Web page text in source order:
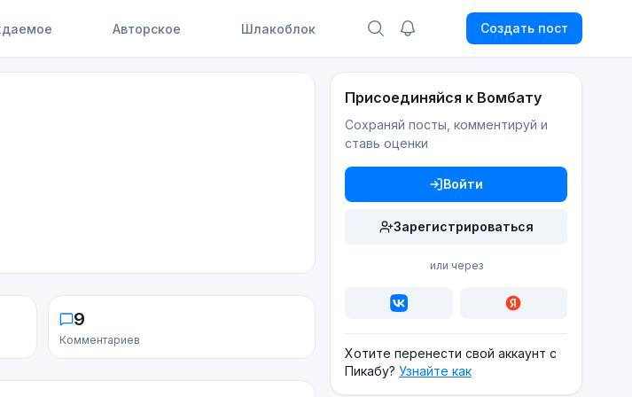
Авторское Шлакоблок Создать пост
9
Комментариев
Присоединяйся к Вомбату
Сохраняй посты, комментируй и
ставь оценки
Войти
Зарегистрироваться
или через
Хотите перенести свой аккаунт с
Пикабу? Узнайте как